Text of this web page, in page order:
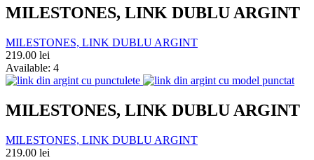
MILESTONES, LINK DUBLU ARGINT
MILESTONES, LINK DUBLU ARGINT
219.00 lei
Available: 4
MILESTONES, LINK DUBLU ARGINT
MILESTONES, LINK DUBLU ARGINT
219.00 lei